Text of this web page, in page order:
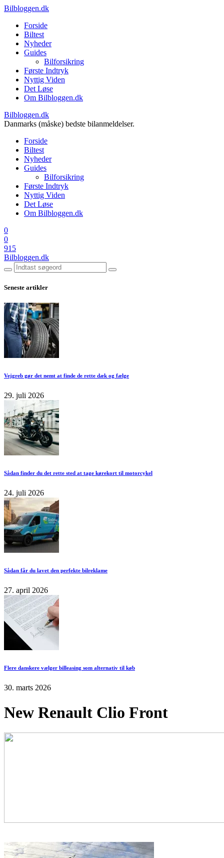
Bilbloggen.dk
Forside
Biltest
Nyheder
Guides
Bilforsikring
Første Indtryk
Nyttig Viden
Det Løse
Om Bilbloggen.dk
Bilbloggen.dk
Danmarks (måske) bedste bilanmeldelser.
Forside
Biltest
Nyheder
Guides
Bilforsikring
Første Indtryk
Nyttig Viden
Det Løse
Om Bilbloggen.dk
0
0
915
Bilbloggen.dk
Seneste artikler
Vejgreb gør det nemt at finde de rette dæk og fælge
29. juli 2026
Sådan finder du det rette sted at tage kørekort til motorcykel
24. juli 2026
Sådan får du lavet den perfekte bilreklame
27. april 2026
Flere danskere vælger billeasing som alternativ til køb
30. marts 2026
New Renault Clio Front